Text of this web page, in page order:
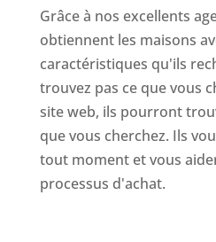
Grâce à nos excellents
obtiennent les maisons
caractéristiques qu'ils
trouvez pas ce que vous
site web, ils pourront
que vous cherchez. Ils
tout moment et vous
processus d'achat.